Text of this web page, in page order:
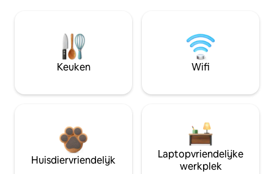
Keuken Wifi
Huisdiervriendelijk
Laptopvriendelijke
werkplek